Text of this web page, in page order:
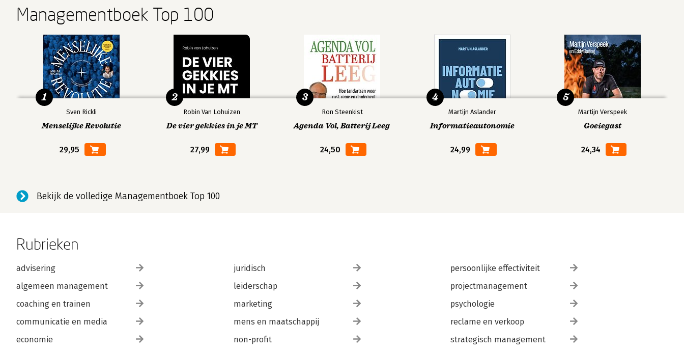
Managementboek Top 100
Sven Rickli
Menselijke Revolutie
29,95
1
Robin Van Lohuizen
De vier gekkies in je MT
27,99
2
Ron Steenkist
Agenda Vol, Batterij Leeg
24,50
3
Martijn Aslander
Informatieautonomie
24,99
4
Martijn Verspeek
Goeiegast
24,34
5
Bekijk de volledige Managementboek Top 100
Rubrieken
advisering
algemeen management
coaching en trainen
communicatie en media
economie
juridisch
leiderschap
marketing
mens en maatschappij
non-profit
persoonlijke effectiviteit
projectmanagement
psychologie
reclame en verkoop
strategisch management